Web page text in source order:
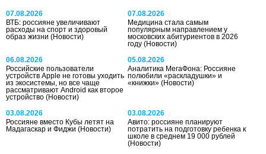
07.08.2026
ВТБ: россияне увеличивают
расходы на спорт и здоровый
образ жизни (Новости)
07.08.2026
Медицина стала самым
популярным направлением у
московских абитуриентов в 2026
году(Новости)
06.08.2026
Российские пользователи
устройств Apple не готовы уходить
из экосистемы, но все чаще
рассматривают Android как второе
устройство (Новости)
05.08.2026
Аналитика МегаФона: Россияне
полюбили «раскладушки» и
«книжки»(Новости)
03.08.2026
Россияне вместо Кубы летят на
Мадагаскар и Фиджи (Новости)
03.08.2026
Авито: россияне планируют
потратить на подготовку ребенка к
школе в среднем 19 000 рублей
(Новости)